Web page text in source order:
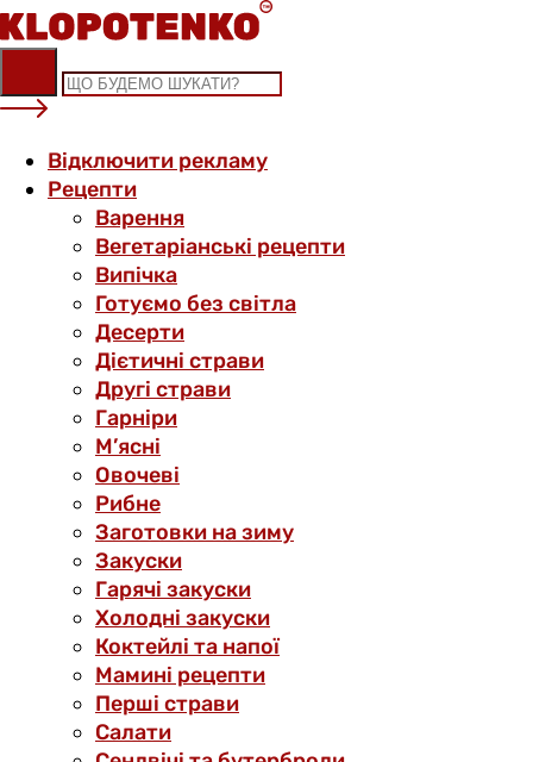
Skip
to
content
Відключити рекламу
Рецепти
Варення
Вегетаріанські рецепти
Випічка
Готуємо без світла
Десерти
Дієтичні страви
Другі страви
Гарніри
М’ясні
Овочеві
Рибне
Заготовки на зиму
Закуски
Гарячі закуски
Холодні закуски
Коктейлі та напої
Мамині рецепти
Перші страви
Салати